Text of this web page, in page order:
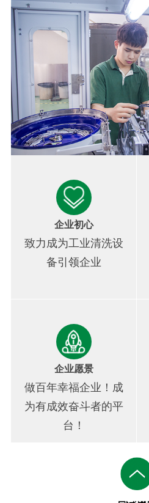
企业初心
致力成为工业清洗设
备引领企业
企业愿景
做百年幸福企业！成
为有成效奋斗者的平
台！